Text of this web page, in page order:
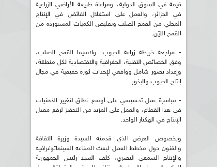
قيمة في السوق الدولية، ومراعاة طبيعة الأراضي الزراعية
في الجزائر، والعمل على استغلال الفائض في الإنتاج
المحلي من القمح الصلب وتقليص الكميات المستوردة من
القمح الليّن.
- مراجعة خريطة زراعة الحبوب، ولاسيما القمح الصلب،
وفق الخصائص التقنية، الجغرافية والاقتصادية لكل منطقة،
وإعداد تصور شامل وواقعي لإحداث ثورة حقيقية في مجال
إنتاج الحبوب والبذور.
- مباشرة عمل تحسيسي على أوسع نطاق لتغيير الذهنيات
في هذا القطاع، والعمل على المزيد من التحفيز لرفع معدل
الإنتاج في الهكتار الواحد.
وبخصوص العرض الذي قدمته السيدة وزيرة الثقافة
والفنون حول مخطط العمل لبعث الصناعة السينماتوغرافية
والإنتاج السمعي البصري، كلف السيد رئيس الجمهورية